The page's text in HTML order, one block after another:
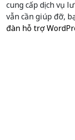
cung cấp dịch vụ
vẫn cần giúp đỡ,
đàn hỗ trợ